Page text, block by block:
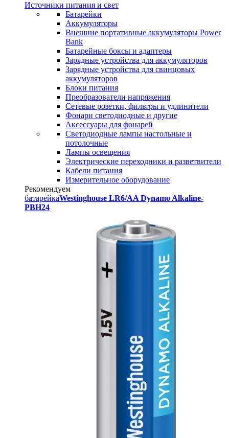
Источники питания и свет
Батарейки
Аккумуляторы
Внешние портативные аккумуляторы Power
Bank
Батарейные боксы и адаптеры
Зарядные устройства для аккумуляторов
Зарядные устройства для свинцовых
аккумуляторов
Блоки питания
Преобразователи напряжения
Сетевые розетки, фильтры и удлинители
Фонари светодиодные и другие
Аксессуары для фонарей
Светодиодные лампы настольные и
потолочные
Лампы освещения
Электрические переходники и разветвители
Кабели питания
Измерительное оборудование
Рекомендуем
батарейкаWestinghouse LR6/AA Dynamo Alkaline-
PBH24